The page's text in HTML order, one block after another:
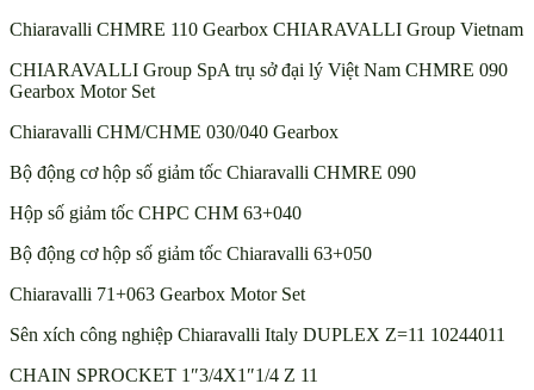
Chiaravalli CHMRE 110 Gearbox CHIARAVALLI Group Vietnam
CHIARAVALLI Group SpA trụ sở đại lý Việt Nam CHMRE 090
Gearbox Motor Set
Chiaravalli CHM/CHME 030/040 Gearbox
Bộ động cơ hộp số giảm tốc Chiaravalli CHMRE 090
Hộp số giảm tốc CHPC CHM 63+040
Bộ động cơ hộp số giảm tốc Chiaravalli 63+050
Chiaravalli 71+063 Gearbox Motor Set
Sên xích công nghiệp Chiaravalli Italy DUPLEX Z=11 10244011
CHAIN SPROCKET 1″3/4X1″1/4 Z 11